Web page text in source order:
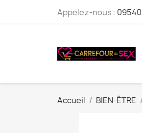
Appelez-nous :
Accueil BIEN-ÊTRE